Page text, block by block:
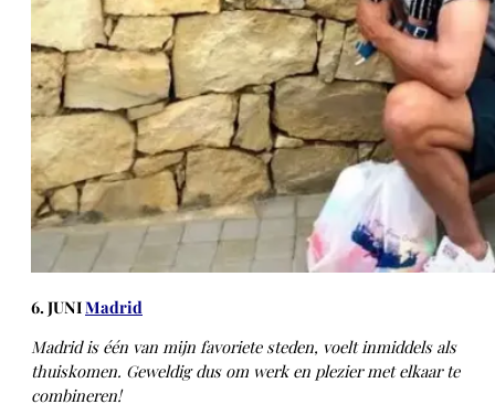
6. JUNIMadrid
Madrid is één van mijn favoriete steden, voelt inmiddels als
thuiskomen. Geweldig dus om werk en plezier met elkaar te
combineren!